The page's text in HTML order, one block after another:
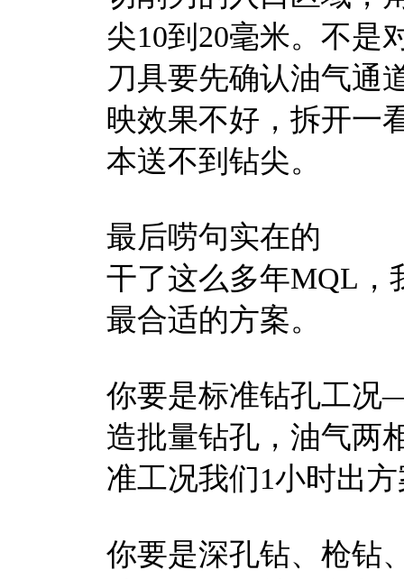
尖10到20毫米。不是
刀具要先确认油气
映效果不好，拆开一
本送不到钻尖。
最后唠句实在的
干了这么多年MQL，
最合适的方案。
你要是标准钻孔工
造批量钻孔，油气两
准工况我们1小时出
你要是深孔钻、枪钻